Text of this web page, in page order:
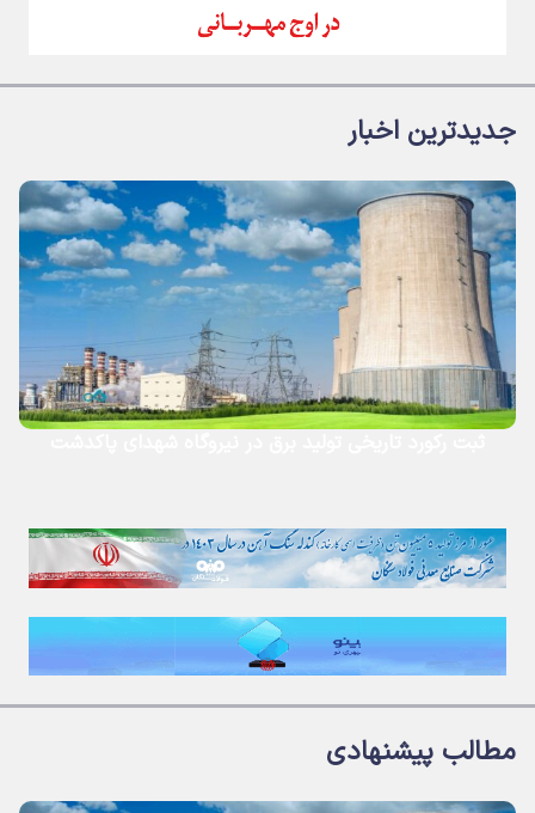
جدیدترین اخبار
مطالب پیشنهادی